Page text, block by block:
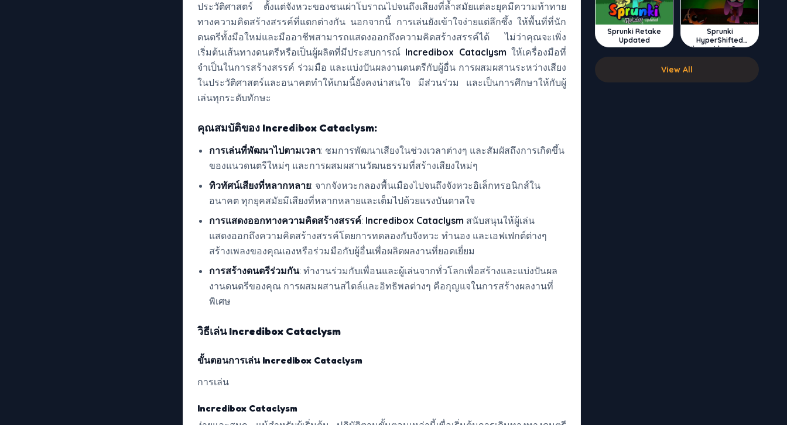
ประวัติศาสตร์ ตั้งแต่จังหวะของชนเผ่าโบราณไปจนถึงเสียงที่ล้ำสมัยแต่ละยุคมีความท้าทาย
ทางความคิดสร้างสรรค์ที่แตกต่างกัน นอกจากนี้ การเล่นยังเข้าใจง่ายแต่ลึกซึ้ง ให้พื้นที่ที่นัก
ดนตรีทั้งมือใหม่และมืออาชีพสามารถแสดงออกถึงความคิดสร้างสรรค์ได้ ไม่ว่าคุณจะเพิ่ง
เริ่มต้นเส้นทางดนตรีหรือเป็นผู้ผลิตที่มีประสบการณ์ Incredibox Cataclysm ให้เครื่องมือที่
จำเป็นในการสร้างสรรค์ ร่วมมือ และแบ่งปันผลงานดนตรีกับผู้อื่น การผสมผสานระหว่างเสียง
ในประวัติศาสตร์และอนาคตทำให้เกมนี้ยังคงน่าสนใจ มีส่วนร่วม และเป็นการศึกษาให้กับผู้
เล่นทุกระดับทักษะ
คุณสมบัติของ Incredibox Cataclysm:
การเล่นที่พัฒนาไปตามเวลา: ชมการพัฒนาเสียงในช่วงเวลาต่างๆ และสัมผัสถึงการเกิดขึ้น
ของแนวดนตรีใหม่ๆ และการผสมผสานวัฒนธรรมที่สร้างเสียงใหม่ๆ
ทิวทัศน์เสียงที่หลากหลาย: จากจังหวะกลองพื้นเมืองไปจนถึงจังหวะอิเล็กทรอนิกส์ใน
อนาคต ทุกยุคสมัยมีเสียงที่หลากหลายและเต็มไปด้วยแรงบันดาลใจ
การแสดงออกทางความคิดสร้างสรรค์: Incredibox Cataclysm สนับสนุนให้ผู้เล่น
แสดงออกถึงความคิดสร้างสรรค์โดยการทดลองกับจังหวะ ทำนอง และเอฟเฟกต์ต่างๆ
สร้างเพลงของคุณเองหรือร่วมมือกับผู้อื่นเพื่อผลิตผลงานที่ยอดเยี่ยม
การสร้างดนตรีร่วมกัน: ทำงานร่วมกับเพื่อนและผู้เล่นจากทั่วโลกเพื่อสร้างและแบ่งปันผล
งานดนตรีของคุณ การผสมผสานสไตล์และอิทธิพลต่างๆ คือกุญแจในการสร้างผลงานที่
พิเศษ
วิธีเล่น Incredibox Cataclysm
ขั้นตอนการเล่น Incredibox Cataclysm
การเล่น
Incredibox Cataclysm
Sprunki Retake
Updated
Sprunki
HyperShifted
Phase 4 but Swap
Double
View All